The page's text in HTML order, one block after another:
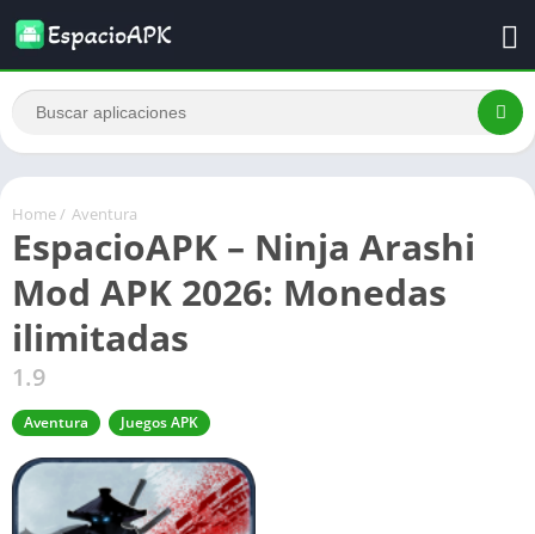
Home / Aventura
EspacioAPK – Ninja Arashi
Mod APK 2026: Monedas
ilimitadas
1.9
Aventura Juegos APK